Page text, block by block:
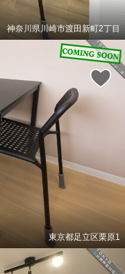
神奈川県川崎市渡田新町2丁目
東京都足立区栗原1